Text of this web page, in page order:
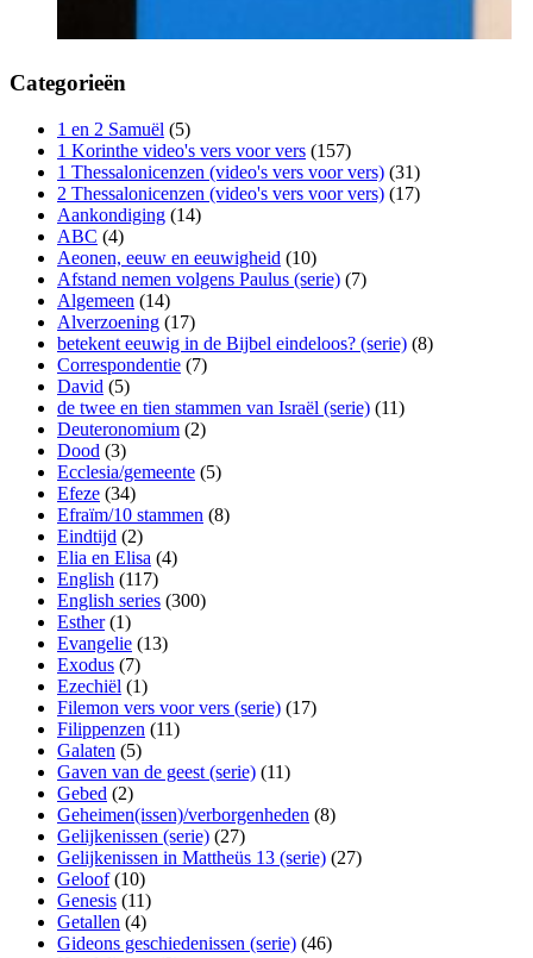
Categorieën
1 en 2 Samuël (5)
1 Korinthe video's vers voor vers (157)
1 Thessalonicenzen (video's vers voor vers) (31)
2 Thessalonicenzen (video's vers voor vers) (17)
Aankondiging (14)
ABC (4)
Aeonen, eeuw en eeuwigheid (10)
Afstand nemen volgens Paulus (serie) (7)
Algemeen (14)
Alverzoening (17)
betekent eeuwig in de Bijbel eindeloos? (serie) (8)
Correspondentie (7)
David (5)
de twee en tien stammen van Israël (serie) (11)
Deuteronomium (2)
Dood (3)
Ecclesia/gemeente (5)
Efeze (34)
Efraïm/10 stammen (8)
Eindtijd (2)
Elia en Elisa (4)
English (117)
English series (300)
Esther(1)
Evangelie (13)
Exodus (7)
Ezechiël (1)
Filemon vers voor vers (serie) (17)
Filippenzen (11)
Galaten (5)
Gaven van de geest (serie) (11)
Gebed (2)
Geheimen(issen)/verborgenheden (8)
Gelijkenissen (serie) (27)
Gelijkenissen in Mattheüs 13 (serie) (27)
Geloof(10)
Genesis (11)
Getallen (4)
Gideons geschiedenissen (serie) (46)